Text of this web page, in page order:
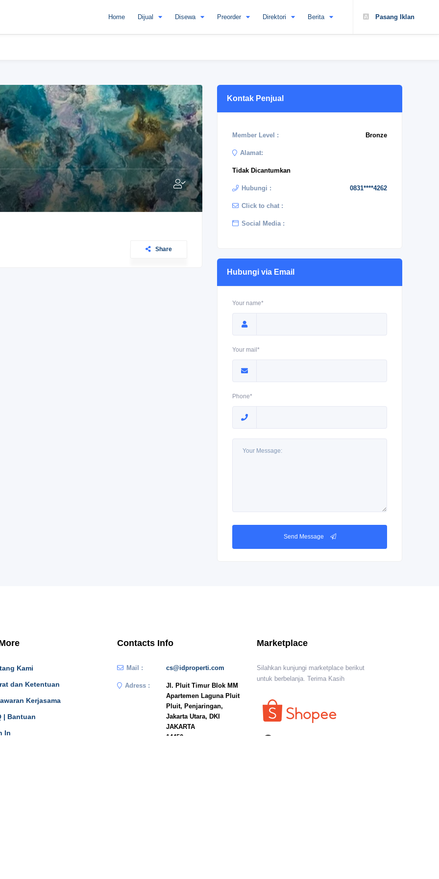
Pasang Iklan
Home Dijual Disewa Preorder Direktori Berita
Share
Kontak Penjual
Member Level : Bronze
Alamat:
Tidak Dicantumkan
Hubungi : 0831****4262
Click to chat :
Social Media :
Hubungi via Email
Your name*
Your mail*
Phone*
Send Message
Kami
dan Ketentuan
Kerjasama
| Bantuan
In
Contacts Info
Mail : cs@idproperti.com
Adress :
Jl. Pluit Timur Blok MM
Apartemen Laguna Pluit
Pluit, Penjaringan,
Jakarta Utara, DKI
JAKARTA
14450
Marketplace
Silahkan kunjungi marketplace berikut
untuk berbelanja. Terima Kasih